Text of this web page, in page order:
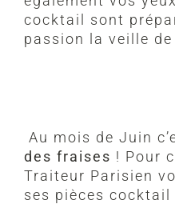
cocktail sont
passion la veille
Au mois de Juin
des fraises ! Pour
Traiteur Parisien
ses pièces cocktail